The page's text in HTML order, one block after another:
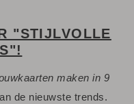
"STIJLVOLLE
maken in 9
de nieuwste trends.